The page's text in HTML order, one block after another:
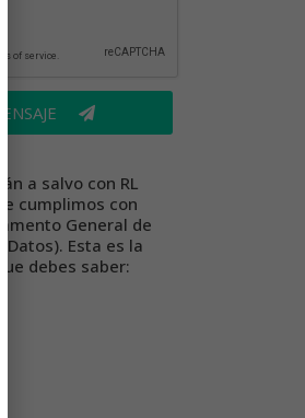
a salvo con RL
cumplimos con
General de
Esta es la
debes saber: